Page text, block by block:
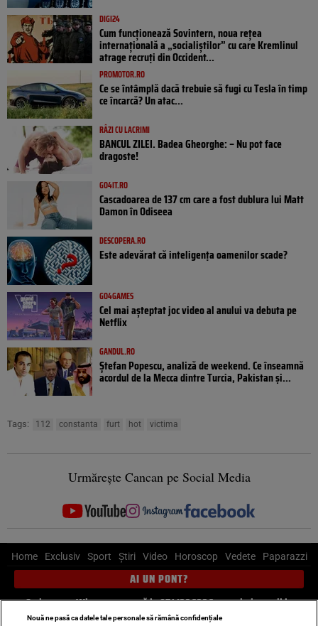
DIGI24
Cum funcționează Sovintern, noua rețea
internațională a „socialiștilor” cu care Kremlinul
atrage recruți din Occident...
PROMOTOR.RO
Ce se întâmplă dacă trebuie să fugi cu Tesla în timp
ce încarcă? Un atac...
RÂZI CU LACRIMI
BANCUL ZILEI. Badea Gheorghe: – Nu pot face
dragoste!
GO4IT.RO
Cascadoarea de 137 cm care a fost dublura lui Matt
Damon în Odiseea
DESCOPERA.RO
Este adevărat că inteligența oamenilor scade?
GO4GAMES
Cel mai așteptat joc video al anului va debuta pe
Netflix
GANDUL.RO
Ștefan Popescu, analiză de weekend. Ce înseamnă
acordul de la Mecca dintre Turcia, Pakistan şi...
Tags: 112 constanta furt hot victima
Urmărește Cancan pe Social Media
Home Exclusiv Sport Știri Video Horoscop Vedete Paparazzi
AI UN PONT?
Scrie-ne pe Whatsapp, sună la 0741226226 sau trimite mail la
pont@cancan.ro
Nouă ne pasă ca datele tale personale să rămână confidențiale